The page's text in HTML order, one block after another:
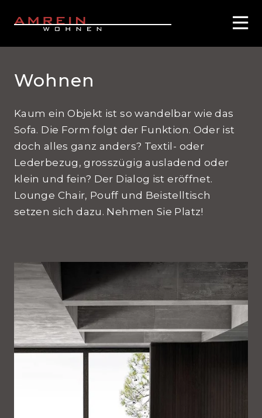
Wohnen
Kaum ein Objekt ist so wandelbar wie das
Sofa. Die Form folgt der Funktion. Oder ist
doch alles ganz anders? Textil- oder
Lederbezug, grosszügig ausladend oder
klein und fein? Der Dialog ist eröffnet.
Lounge Chair, Pouff und Beistelltisch
setzen sich dazu. Nehmen Sie Platz!